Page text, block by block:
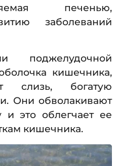
печенью,
заболеваний
поджелудочной
кишечника,
слизь, богатую
Они обволакивают
это облегчает ее
кишечника.